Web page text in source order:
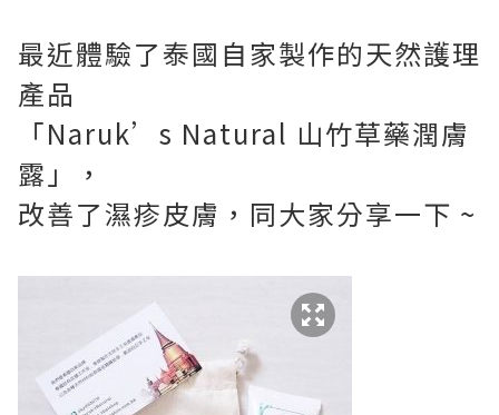
最近體驗了泰國自家製作的天然護理
產品
「Naruk’s Natural 山竹草藥潤膚
露」，
改善了濕疹皮膚，同大家分享一下 ~